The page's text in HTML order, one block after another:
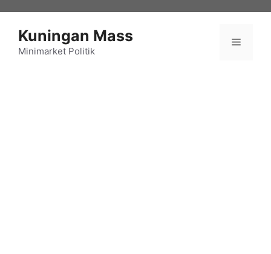
Kuningan Mass
Minimarket Politik
Menu